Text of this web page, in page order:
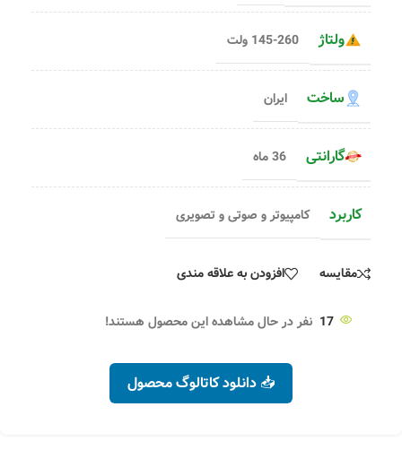
ولتاژ 145-260 ولت
ساخت ایران
گارانتی 36 ماه
کاربرد کامپیوتر و صوتی و تصویری
مقایسه افزودن به علاقه مندی
17 نفر در حال مشاهده این محصول هستند!
📥 دانلود کاتالوگ محصول